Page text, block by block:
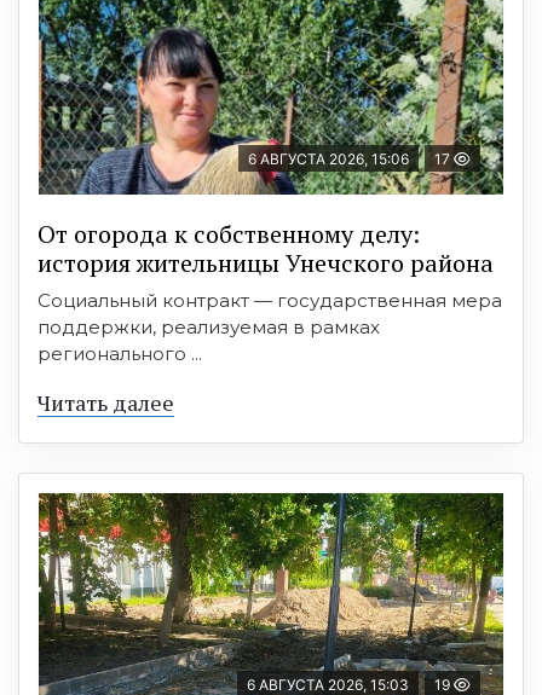
6 АВГУСТА 2026, 15:06 17
От огорода к собственному делу:
история жительницы Унечского района
Социальный контракт — государственная мера
поддержки, реализуемая в рамках
регионального ...
Читать далее
6 АВГУСТА 2026, 15:03 19